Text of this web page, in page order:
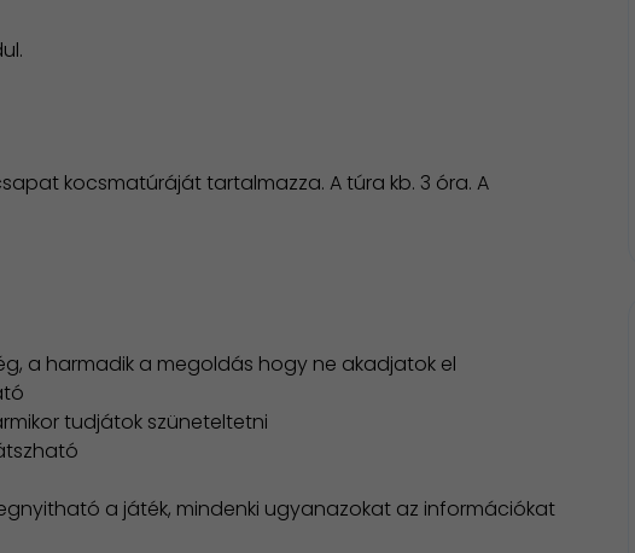
kocsmatúráját tartalmazza. A túra kb. 3 óra. A
a harmadik a megoldás hogy ne akadjatok el
tudjátok szüneteltetni
a játék, mindenki ugyanazokat az információkat